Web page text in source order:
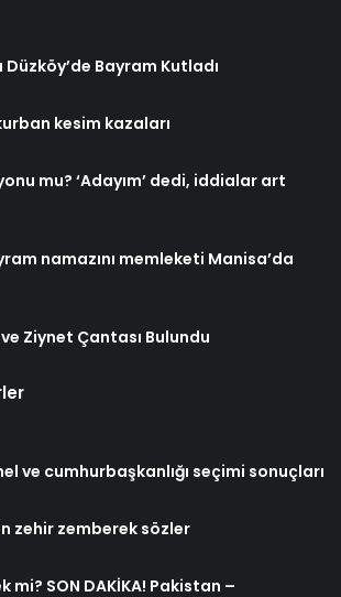
Bayram Kutladı
kesim kazaları
mu? ‘Adayım’ dedi, iddialar art
namazını memleketi Manisa’da
Ziynet Çantası Bulundu
ve cumhurbaşkanlığı seçimi sonuçları
zehir zemberek sözler
mi? SON DAKİKA! Pakistan –